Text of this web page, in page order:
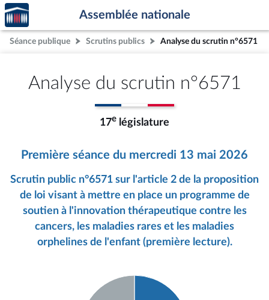
Aller au contenu
Aller en bas de la page
Accèder
à la
page
d'accueil
Assemblée nationale
Séance publique Scrutins publics Analyse du scrutin n°6571
Analyse du scrutin n°6571
17e législature
Première séance du mercredi 13 mai 2026
Scrutin public n°6571 sur l'article 2 de la proposition
de loi visant à mettre en place un programme de
soutien à l'innovation thérapeutique contre les
cancers, les maladies rares et les maladies
orphelines de l'enfant (première lecture).